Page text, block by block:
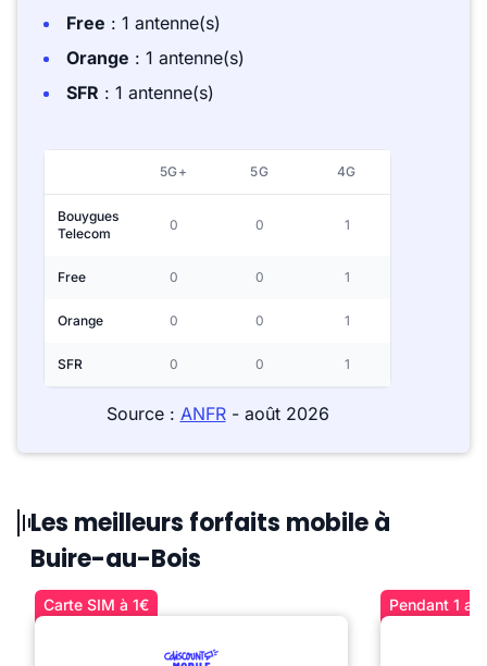
Free : 1 antenne(s)
Orange : 1 antenne(s)
SFR : 1 antenne(s)
5G+ 5G 4G
Bouygues
Telecom
0 0 1
Free 0 0 1
Orange 0 0 1
SFR 0 0 1
Source : ANFR- août 2026
Les meilleurs forfaits mobile à
Buire-au-Bois
Carte SIM à 1€ Pendant 1